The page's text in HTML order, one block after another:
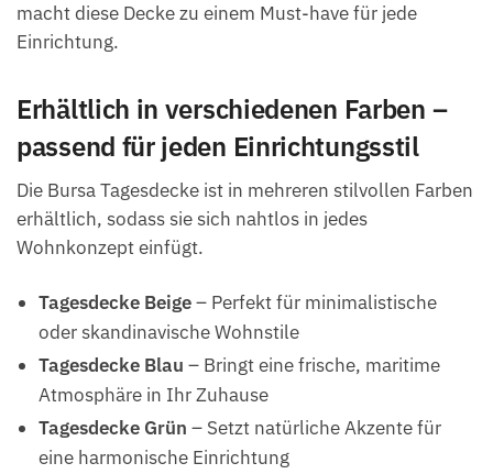
macht diese Decke zu einem Must-have für jede
Einrichtung.
Erhältlich in verschiedenen Farben –
passend für jeden Einrichtungsstil
Die Bursa Tagesdecke ist in mehreren stilvollen Farben
erhältlich, sodass sie sich nahtlos in jedes
Wohnkonzept einfügt.
Tagesdecke Beige– Perfekt für minimalistische
oder skandinavische Wohnstile
Tagesdecke Blau – Bringt eine frische, maritime
Atmosphäre in Ihr Zuhause
Tagesdecke Grün – Setzt natürliche Akzente für
eine harmonische Einrichtung